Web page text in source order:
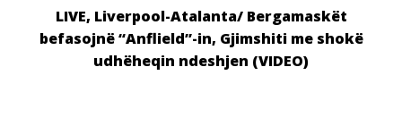
LIVE, Liverpool-Atalanta/ Bergamaskët
befasojnë “Anflield”-in, Gjimshiti me shokë
udhëheqin ndeshjen (VIDEO)